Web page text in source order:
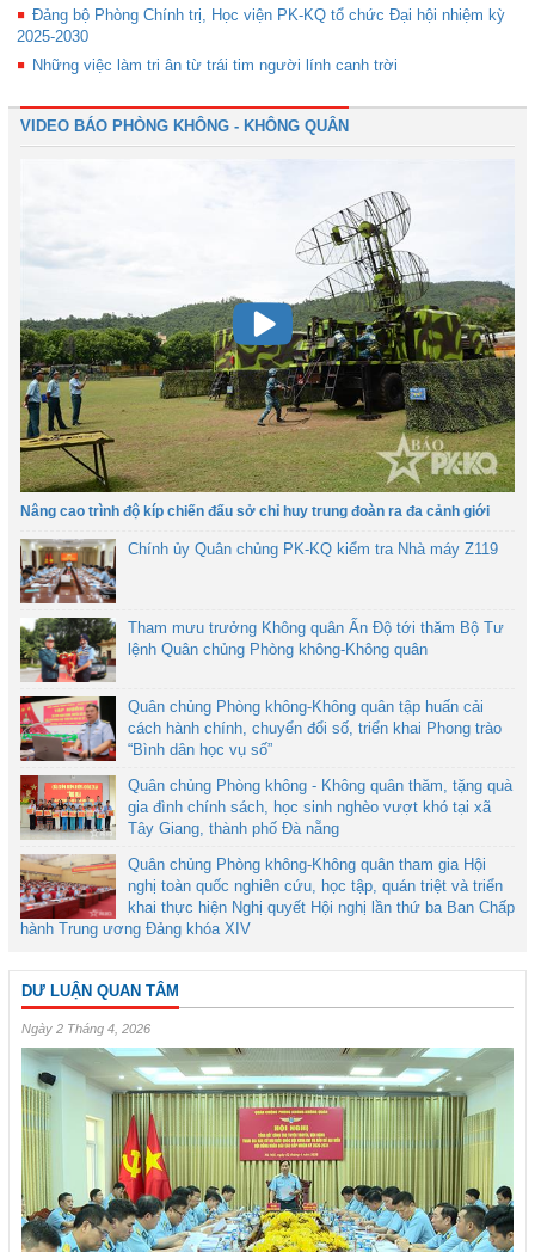
Đảng bộ Phòng Chính trị, Học viện PK-KQ tổ chức Đại hội nhiệm kỳ
2025-2030
Những việc làm tri ân từ trái tim người lính canh trời
VIDEO BÁO PHÒNG KHÔNG - KHÔNG QUÂN
Nâng cao trình độ kíp chiến đấu sở chỉ huy trung đoàn ra đa cảnh giới
Chính ủy Quân chủng PK-KQ kiểm tra Nhà máy Z119
Tham mưu trưởng Không quân Ấn Độ tới thăm Bộ Tư
lệnh Quân chủng Phòng không-Không quân
Quân chủng Phòng không-Không quân tập huấn cải
cách hành chính, chuyển đổi số, triển khai Phong trào
“Bình dân học vụ số”
Quân chủng Phòng không - Không quân thăm, tặng quà
gia đình chính sách, học sinh nghèo vượt khó tại xã
Tây Giang, thành phố Đà nẵng
Quân chủng Phòng không-Không quân tham gia Hội
nghị toàn quốc nghiên cứu, học tập, quán triệt và triển
khai thực hiện Nghị quyết Hội nghị lần thứ ba Ban Chấp
hành Trung ương Đảng khóa XIV
DƯ LUẬN QUAN TÂM
Ngày 2 Tháng 4, 2026